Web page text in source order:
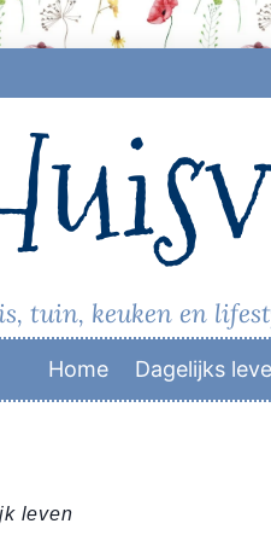
tuin, keuken en
Home Dagelijks
leven